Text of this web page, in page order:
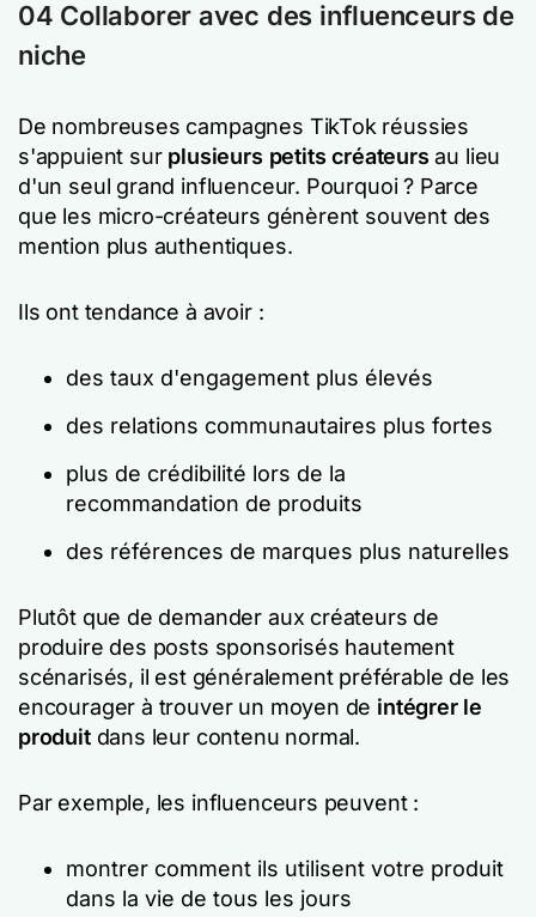
04 Collaborer avec des influenceurs de
niche
De nombreuses campagnes TikTok réussies
s'appuient sur plusieurs petits créateurs au lieu
d'un seul grand influenceur. Pourquoi ? Parce
que les micro-créateurs génèrent souvent des
mention plus authentiques.
Ils ont tendance à avoir :
des taux d'engagement plus élevés
des relations communautaires plus fortes
plus de crédibilité lors de la
recommandation de produits
des références de marques plus naturelles
Plutôt que de demander aux créateurs de
produire des posts sponsorisés hautement
scénarisés, il est généralement préférable de les
encourager à trouver un moyen de intégrer le
produit dans leur contenu normal.
Par exemple, les influenceurs peuvent :
montrer comment ils utilisent votre produit
dans la vie de tous les jours